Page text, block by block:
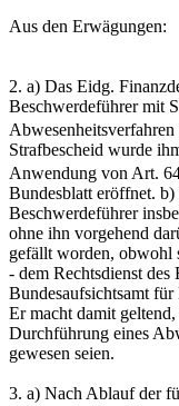
Aus den Erwägungen:
2. a) Das Eidg.
Beschwerdeführer mit
Strafbescheid wurde
Anwendung von Art.
Bundesblatt eröffnet.
Beschwerdeführer
ohne ihn vorgehend
gefällt worden, obwohl
- dem Rechtsdienst des
Bundesaufsichtsamt
Er macht damit
Durchführung eines
gewesen seien.
3. a) Nach Ablauf der